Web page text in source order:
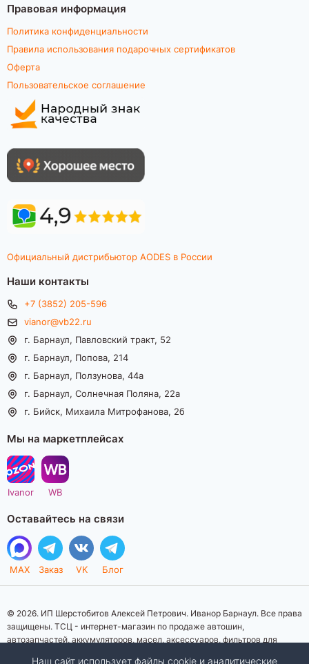
Правовая информация
Политика конфиденциальности
Правила использования подарочных сертификатов
Оферта
Пользовательское соглашение
Официальный дистрибьютор AODES в России
Наши контакты
+7 (3852) 205-596
vianor@vb22.ru
г. Барнаул, Павловский тракт, 52
г. Барнаул, Попова, 214
г. Барнаул, Ползунова, 44а
г. Барнаул, Солнечная Поляна, 22а
г. Бийск, Михаила Митрофанова, 2б
Мы на маркетплейсах
Ivanor WB
Оставайтесь на связи
MAX Заказ VK Блог
© 2026. ИП Шерстобитов Алексей Петрович. Иванор Барнаул. Все права
защищены. ТСЦ - интернет-магазин по продаже автошин,
автозапчастей, аккумуляторов, масел, аксессуаров, фильтров для
Наш сайт использует файлы cookie и аналитические